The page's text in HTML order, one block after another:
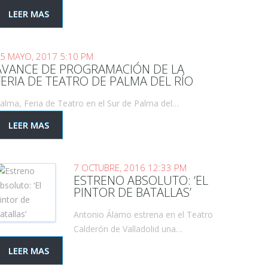
LEER MAS
MAYO, 2017 5:10 PM
DE PROGRAMACIÓN DE LA
DE TEATRO DE PALMA DEL RÍO
Feria de Teatro en el Sur de Palma del…
LEER MAS
7 OCTUBRE, 2016 12:33 PM
ESTRENO ABSOLUTO: ‘EL
PINTOR DE BATALLAS’
Antonio Álamo estrena en el Teatro
Calderón de Valladolid una…
LEER MAS